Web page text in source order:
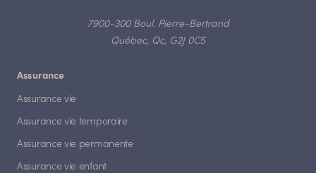
7900-300 Boul. Pierre-Bertrand
Québec, Qc, G2J 0C5
Assurance
Assurance vie
Assurance vie temporaire
Assurance vie permanente
Assurance vie enfant